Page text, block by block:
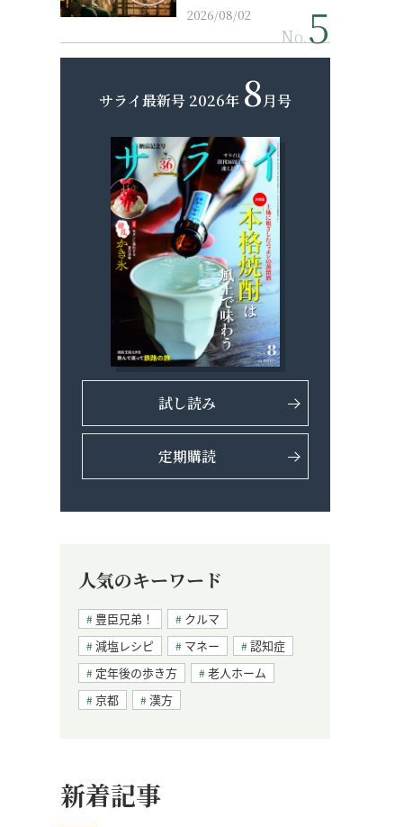
2026/08/02
No.
サライ最新号 2026年 8月号
試し読み
定期購読
人気のキーワード
豊臣兄弟！
クルマ
減塩レシピ
マネー
認知症
定年後の歩き方
老人ホーム
京都
漢方
新着記事